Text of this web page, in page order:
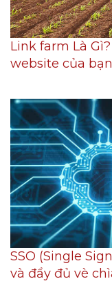
Link farm Là
website của
SSO (Single
và đẩy đủ vè